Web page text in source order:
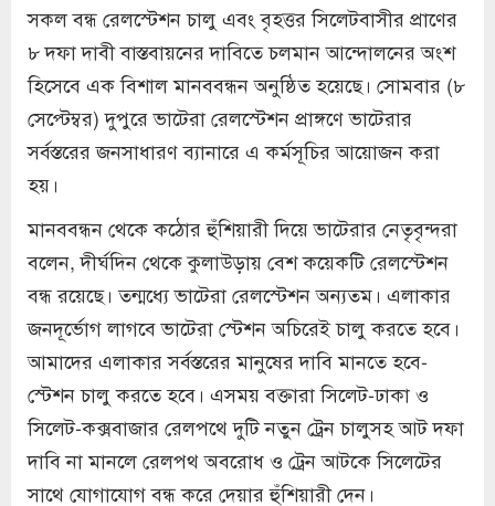
সকল বন্ধ রেলস্টেশন চালু এবং বৃহত্তর সিলেটবাসীর প্রাণের
৮ দফা দাবী বাস্তবায়নের দাবিতে চলমান আন্দোলনের অংশ
হিসেবে এক বিশাল মানববন্ধন অনুষ্ঠিত হয়েছে। সোমবার (৮
সেপ্টেম্বর) দুপুরে ভাটেরা রেলস্টেশন প্রাঙ্গণে ভাটেরার
সর্বস্তরের জনসাধারণ ব্যানারে এ কর্মসূচির আয়োজন করা
হয়।
মানববন্ধন থেকে কঠোর হুঁশিয়ারী দিয়ে ভাটেরার নেতৃবৃন্দরা
বলেন, দীর্ঘদিন থেকে কুলাউড়ায় বেশ কয়েকটি রেলস্টেশন
বন্ধ রয়েছে। তন্মধ্যে ভাটেরা রেলস্টেশন অন্যতম। এলাকার
জনদূর্ভোগ লাগবে ভাটেরা স্টেশন অচিরেই চালু করতে হবে।
আমাদের এলাকার সর্বস্তরের মানুষের দাবি মানতে হবে-
স্টেশন চালু করতে হবে। এসময় বক্তারা সিলেট-ঢাকা ও
সিলেট-কক্সবাজার রেলপথে দুটি নতুন ট্রেন চালুসহ আট দফা
দাবি না মানলে রেলপথ অবরোধ ও ট্রেন আটকে সিলেটের
সাথে যোগাযোগ বন্ধ করে দেয়ার হুঁশিয়ারী দেন।